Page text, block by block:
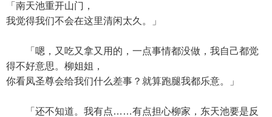
「南天池重开山门，
我觉得我们不会在这里清闲太久。」
「嗯，又吃又拿又用的，一点事情都没做，我自己都觉
得不好意思。柳姐姐，
你看凤圣尊会给我们什么差事？就算跑腿我都乐意。」
「还不知道。我有点……有点担心柳家，东天池要是反